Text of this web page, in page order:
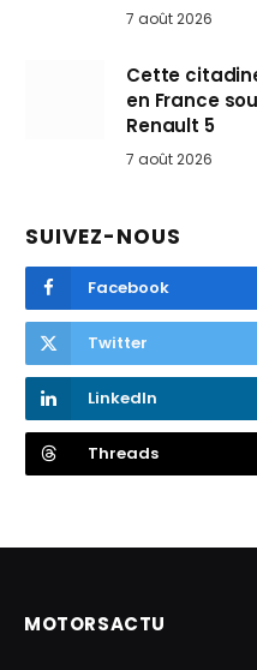
7 août 2026
Cette
en France
Renault 5
7 août 2026
SUIVEZ-NOUS
Facebook
Twitter
LinkedIn
Threads
MOTORSACTU